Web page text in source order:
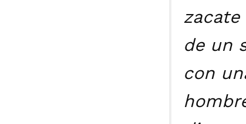
de un
con